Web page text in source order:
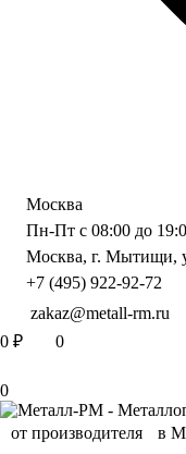
Москва
Пн-Пт с 08:00 до
Москва, г. Мытищи,
+7 (495) 922-92-72
zakaz@metall-rm.ru
0 ₽ 0
0